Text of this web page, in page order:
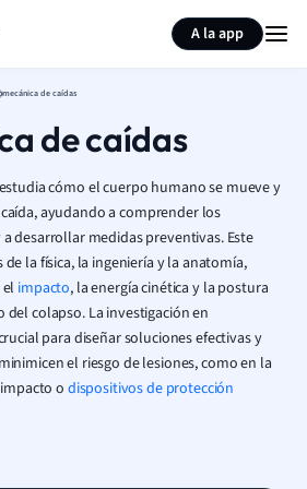
A la app
de caídas
de caídas
cómo el cuerpo humano se mueve y
ayudando a comprender los
desarrollar medidas preventivas. Este
la física, la ingeniería y la anatomía,
impacto, la energía cinética y la postura
colapso. La investigación en
para diseñar soluciones efectivas y
el riesgo de lesiones, como en la
o dispositivos de protección
Resumir página